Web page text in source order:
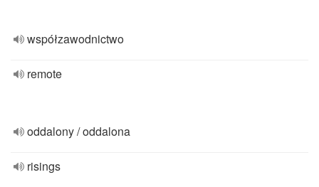
współzawodnictwo
remote
oddalony / oddalona
risings